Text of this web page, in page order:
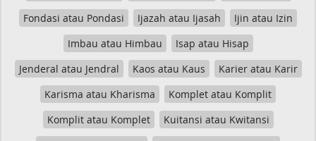
Fondasi atau Pondasi
Ijazah atau Ijasah
Ijin atau Izin
Imbau atau Himbau
Isap atau Hisap
Jenderal atau Jendral
Kaos atau Kaus
Karier atau Karir
Karisma atau Kharisma
Komplet atau Komplit
Komplit atau Komplet
Kuitansi atau Kwitansi